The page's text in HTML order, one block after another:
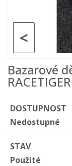
<
Bazarové
RACETIGER
DOSTUPNOST
Nedostupné
STAV
Použité